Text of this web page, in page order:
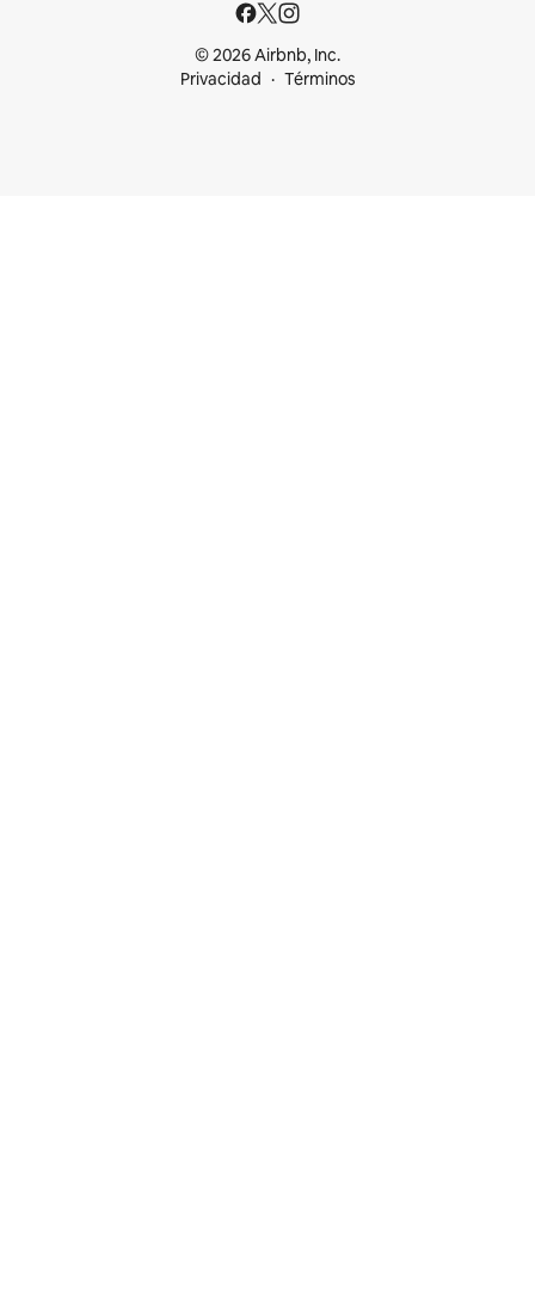
© 2026 Airbnb, Inc.
Privacidad
Términos